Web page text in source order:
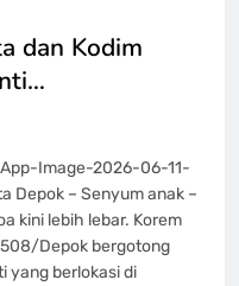
dan Kodim
Image-2026-06-11-
Depok – Senyum anak –
kini lebih lebar. Korem
Depok bergotong
yang berlokasi di